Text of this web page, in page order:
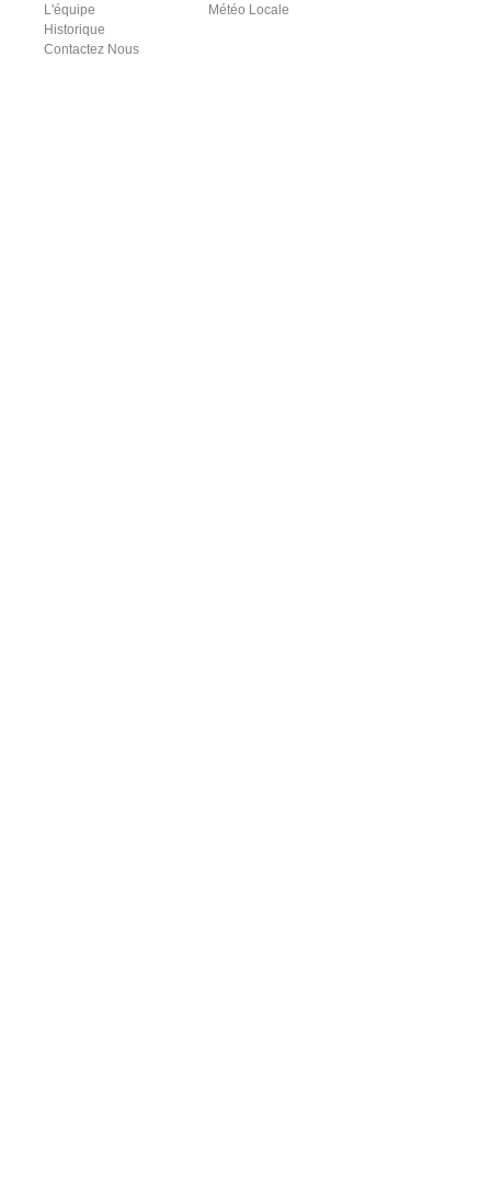
L'équipe
Historique
Contactez Nous
Météo Locale